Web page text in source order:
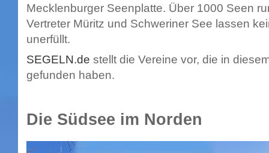
Mecklenburger Seenplatte. Über 1000 Seen
Vertreter Müritz und Schweriner See lassen
unerfüllt.
SEGELN.de stellt die Vereine vor, die in
gefunden haben.
Die Südsee im Norden